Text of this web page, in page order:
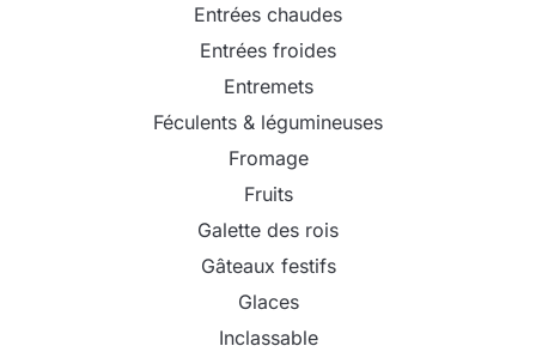
Entrées chaudes
Entrées froides
Entremets
Féculents & légumineuses
Fromage
Fruits
Galette des rois
Gâteaux festifs
Glaces
Inclassable